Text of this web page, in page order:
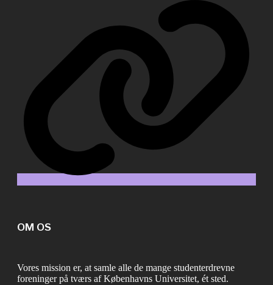
OM OS
Vores mission er, at samle alle de mange studenterdrevne
foreninger på tværs af Københavns Universitet, ét sted.